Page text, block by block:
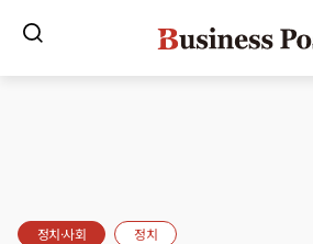
정치·사회 정치